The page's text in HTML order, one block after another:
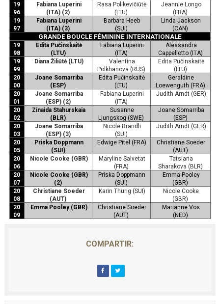
19
96
Fabiana Luperini
(ITA) (2)
Rasa Polikevičiūtė
(LTU)
Jeannie Longo
(FRA)
19
97
Fabiana Luperini
(ITA) (3)
Barbara Heeb
(SUI)
Linda Jackson
(CAN)
GRANDE BOUCLE FÉMININE INTERNATIONALE
19
98
Edita Pučinskaitė
(LTU)
Fabiana Luperini
(ITA)
Alessandra
Cappellotto (ITA)
19
99
Diana Žiliūtė (LTU)
Valentina
Polkhanova (RUS)
Edita Pučinskaitė
(LTU)
20
00
Joane Somarriba
(ESP)
Edita Pučinskaitė
(LTU)
Geraldine
Loewenguth (FRA)
20
01
Joane Somarriba
(ESP) (2)
Fabiana Luperini
(ITA)
Judith Arndt (GER)
20
02
Zinaida Stahurskaia
(BLR)
Susanne
Ljungskog (SWE)
Joane Somarriba
(ESP)
20
03
Joane Somarriba
(ESP) (3)
Nicole Brändli
(SUI)
Judith Arndt (GER)
20
05
Priska Doppmann
(SUI)
Edwige Pitel (FRA)
Christiane Soeder
(AUT)
20
06
Nicole Cooke (GBR)
Maryline Salvetat
(FRA)
Tatsiana
Sharakova (BLR)
20
07
Nicole Cooke (GBR)
(2)
Priska Doppmann
(SUI)
Emma Pooley
(GBR)
20
08
Christiane Soeder
(AUT)
Karin Thürig (SUI)
Nicole Cooke
(GBR)
20
09
Emma Pooley (GBR)
Christiane Soeder
(AUT)
Marianne Vos
(NED)
COMPARTIR: